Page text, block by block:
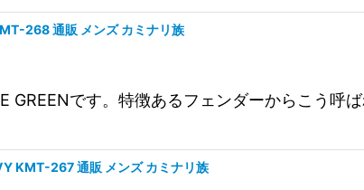
268 通販 メンズ カミナリ族
GREENです。特徴あるフェンダーからこう呼
KMT-267 通販 メンズ カミナリ族